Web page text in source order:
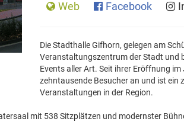
Web Facebook
Die Stadthalle Gifhorn, gelegen am
Veranstaltungszentrum der Stadt und
Events aller Art. Seit ihrer Eröffnung
zehntausende Besucher an und ist ein
Veranstaltungen in der Region.
mit 538 Sitzplätzen und modernster